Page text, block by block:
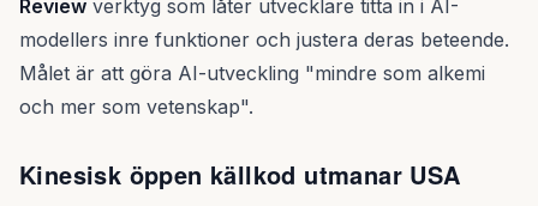
Review verktyg som låter utvecklare titta in i AI-
modellers inre funktioner och justera deras beteende.
Målet är att göra AI-utveckling "mindre som alkemi
och mer som vetenskap".
Kinesisk öppen källkod utmanar USA